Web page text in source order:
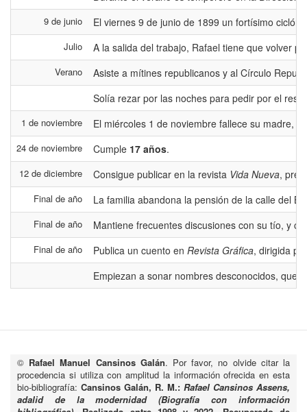
9 de junio El viernes 9 de junio de 1899 un fortísimo
Julio A la salida del trabajo, Rafael tiene que volver
Verano
Asiste a mítines republicanos y al Círculo
Solía rezar por las noches para pedir por el
1 de noviembre El miércoles 1 de noviembre fallece su madre,
24 de noviembre Cumple 17 años.
12 de diciembre Consigue publicar en la revista Vida Nueva,
Final de año La familia abandona la pensión de la calle del
Final de año Mantiene frecuentes discusiones con su tío, y
Final de año Publica un cuento en Revista Gráfica, dirigida
Empiezan a sonar nombres desconocidos, que
© Rafael Manuel Cansinos Galán. Por favor, no olvide citar la
procedencia si utiliza con amplitud la información ofrecida en esta
bio-bibliografía: Cansinos Galán, R. M.: Rafael Cansinos Assens,
adalid de la modernidad (Biografía con información